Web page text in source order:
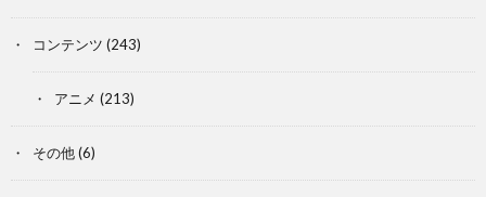
コンテンツ (243)
アニメ (213)
その他(6)